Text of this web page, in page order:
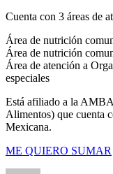
Cuenta con 3 áreas de
Área de nutrición
Área de nutrición
Área de atención a
especiales
Está afiliado a la
Alimentos) que cuenta
Mexicana.
ME QUIERO SUMAR